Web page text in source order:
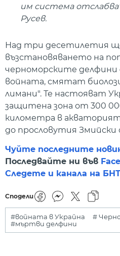
им система
Русев.
Над три десетилетия
възстановяването на
черноморските делфини
войната, смятат
лимани". Те настояват
защитена зона от 300
километра в
до прословутия
Чуйте последните
Последвайте ни във
Следете и канала на
Сподели
#войната в Украйна
#
#мъртви делфини